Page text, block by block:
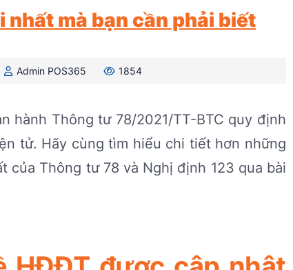
mà bạn cần phải biết
Admin POS365 1854
hành Thông tư 78/2021/TT-BTC quy định
tử. Hãy cùng tìm hiểu chi tiết hơn những
của Thông tư 78 và Nghị định 123 qua bài